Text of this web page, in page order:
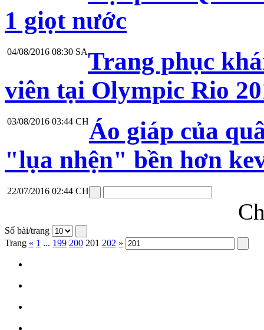
1 giọt nước
04/08/2016 08:30 SATrang phục
viên tại Olympic Rio
03/08/2016 03:44 CHÁo giáp của
"lụa nhện" bền hơn
22/07/2016 02:44 CH
Số bài/trang
Trang « 1 ... 199 200 201 202 »